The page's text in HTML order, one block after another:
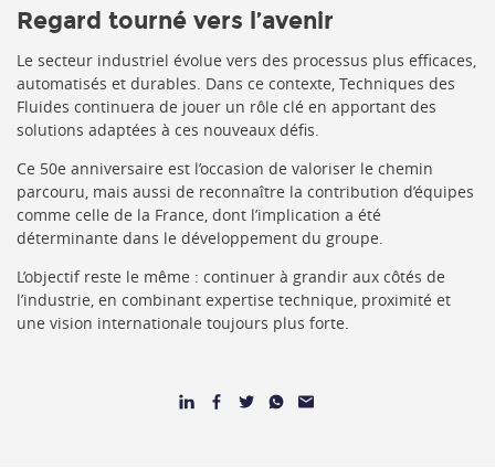
Regard tourné vers l’avenir
Le secteur industriel évolue vers des processus plus efficaces,
automatisés et durables. Dans ce contexte, Techniques des
Fluides continuera de jouer un rôle clé en apportant des
solutions adaptées à ces nouveaux défis.
Ce 50e anniversaire est l’occasion de valoriser le chemin
parcouru, mais aussi de reconnaître la contribution d’équipes
comme celle de la France, dont l’implication a été
déterminante dans le développement du groupe.
L’objectif reste le même : continuer à grandir aux côtés de
l’industrie, en combinant expertise technique, proximité et
une vision internationale toujours plus forte.